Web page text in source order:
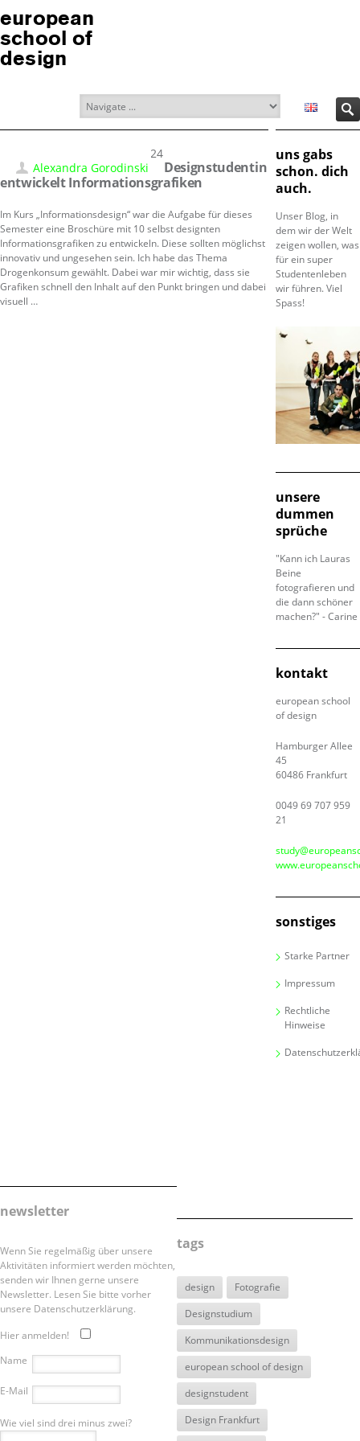
european
school of
design
24.07.2024
Alexandra Gorodinski
Designstudentin
entwickelt Informationsgrafiken
Im Kurs „Informationsdesign“ war die Aufgabe für dieses
Semester eine Broschüre mit 10 selbst designten
Informationsgrafiken zu entwickeln. Diese sollten möglichst
innovativ und ungesehen sein. Ich habe das Thema
Drogenkonsum gewählt. Dabei war mir wichtig, dass sie
Grafiken schnell den Inhalt auf den Punkt bringen und dabei
visuell …
uns gabs
schon. dich
auch.
Unser Blog, in
dem wir der Welt
zeigen wollen, was
für ein super
Studentenleben
wir führen. Viel
Spass!
unsere
dummen
sprüche
"Kann ich Lauras
Beine
fotografieren und
die dann schöner
machen?" - Carine
kontakt
european school
of design
Hamburger Allee
45
60486 Frankfurt
0049 69 707 959
21
sonstiges
Starke Partner
Impressum
Rechtliche
Hinweise
newsletter
Wenn Sie regelmäßig über unsere
Aktivitäten informiert werden möchten,
senden wir Ihnen gerne unsere
Newsletter. Lesen Sie bitte vorher
unsere Datenschutzerklärung.
Hier anmelden!
Name
E-Mail
Wie viel sind drei minus zwei?
tags
design
Fotografie
Designstudium
Kommunikationsdesign
european school of design
designstudent
Design Frankfurt